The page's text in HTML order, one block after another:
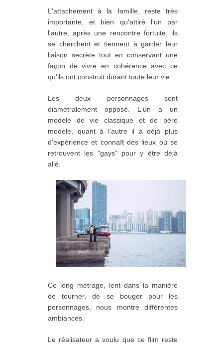
L'attachement à la famille, reste très
importante, et bien qu'attiré l'un par
l'autre, après une rencontre fortuite, ils
se cherchent et tiennent à garder leur
liaison secrète tout en conservant une
façon de vivre en cohérence avec ce
qu'ils ont construit durant toute leur vie.
Les deux personnages sont
diamétralement opposé. L'un a un
modèle de vie classique et de père
modèle, quant à l'autre il a déjà plus
d'expérience et connaît des lieux où se
retrouvent les "gays" pour y être déjà
allé.
Ce long métrage, lent dans la manière
de tourner, de se bouger pour les
personnages, nous montre différentes
ambiances.
Le réalisateur a voulu que ce film reste